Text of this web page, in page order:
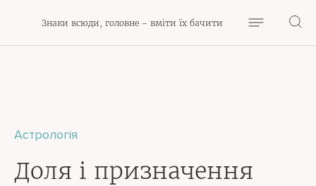
Знаки всюди, головне - вміти їх бачити
Астрологія
Доля і призначення